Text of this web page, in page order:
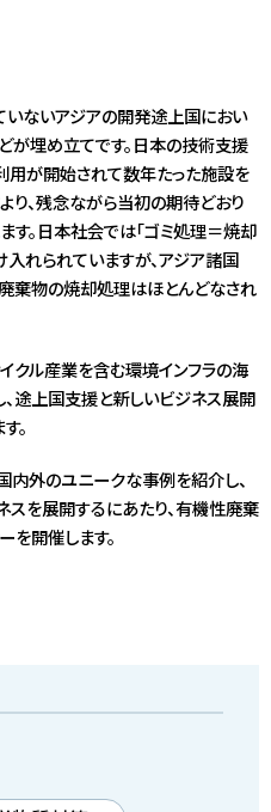
ないアジアの開発途上国におい
が埋め立てです。日本の技術支援
用が開始されて数年たった施設を
り、残念ながら当初の期待どおり
す。日本社会では「ゴミ処理＝焼却
れられていますが、アジア諸国
廃棄物の焼却処理はほとんどなされ
クル産業を含む環境インフラの海
途上国支援と新しいビジネス展開
。
内外のユニークな事例を紹介し、
スを展開するにあたり、有機性廃棄
を開催します。